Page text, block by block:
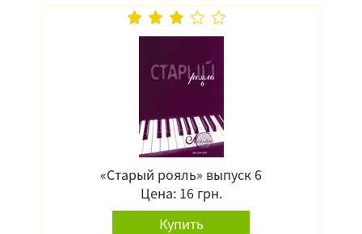
«Старый рояль» выпуск 6
Цена: 16 грн.
Купить